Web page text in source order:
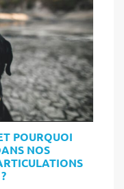
POURQUOI
NOS